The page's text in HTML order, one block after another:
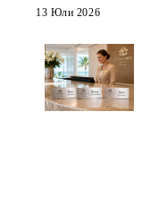
13 Юли 2026